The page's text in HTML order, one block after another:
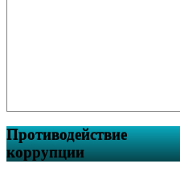
Противодействие
коррупции